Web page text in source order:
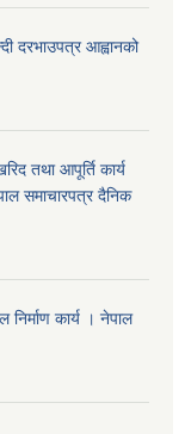
दरभाउपत्र आह्वानको
तथा आपूर्ति कार्य
समाचारपत्र दैनिक
कार्य । नेपाल